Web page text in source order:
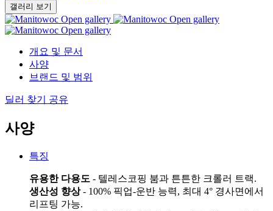
갤러리 보기
Open gallery
Open gallery
Open gallery
개요 및 문서
사양
브랜드 및 범위
딜러 찾기 공유
사양
특징
유용한 다용도 - 텔레스코핑 붐과 튼튼한 크롤러 트랙.
생산성 향상- 100% 픽업-운반 능력, 최대 4° 경사면에서
리프팅 가능.